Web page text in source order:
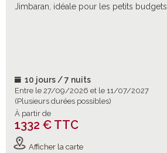
Jimbaran, idéale pour les petits budgets.
10 jours / 7 nuits
Entre le 27/09/2026 et le 11/07/2027
(Plusieurs durées possibles)
À partir de
1332 € TTC
Afficher la carte